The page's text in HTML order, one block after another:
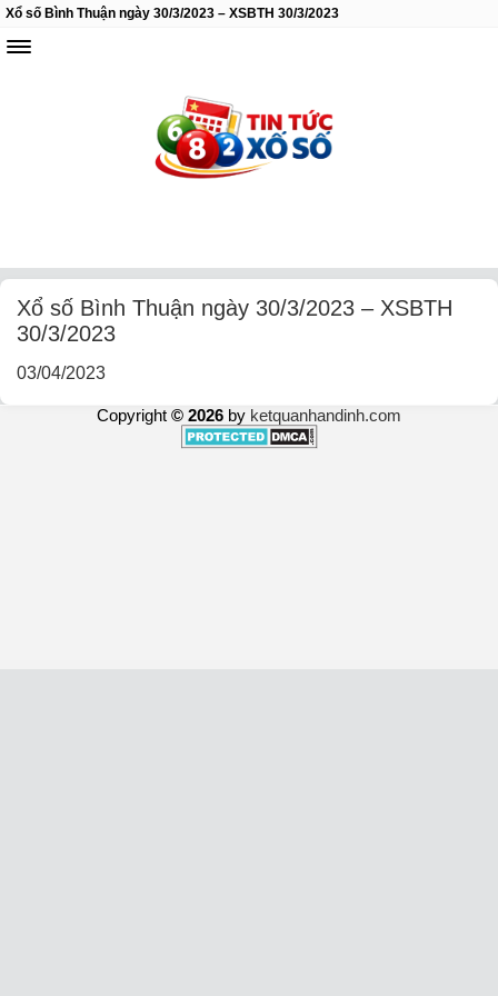
Xổ số Bình Thuận ngày 30/3/2023 – XSBTH 30/3/2023
Xổ số Bình Thuận ngày 30/3/2023 – XSBTH
30/3/2023
03/04/2023
Copyright © 2026 by ketquanhandinh.com